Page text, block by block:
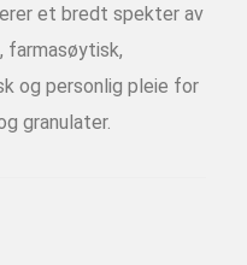
et bredt spekter av
farmasøytisk,
og personlig pleie for
granulater.